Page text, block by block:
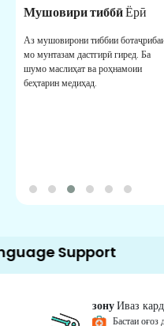
Мушовири тиббӣЁрӣ
Аз мушовирони тиббии
мо мунтазам дастгирӣ гиред. Ба
шумо маслиҳат ва роҳнамоии
беҳтарин медиҳад.
500+
зонуИваз
Бастаи оғоз